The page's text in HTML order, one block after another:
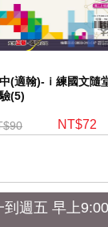
(適翰)-ｉ練國文隨
(5)
NT$72
到週五 早上